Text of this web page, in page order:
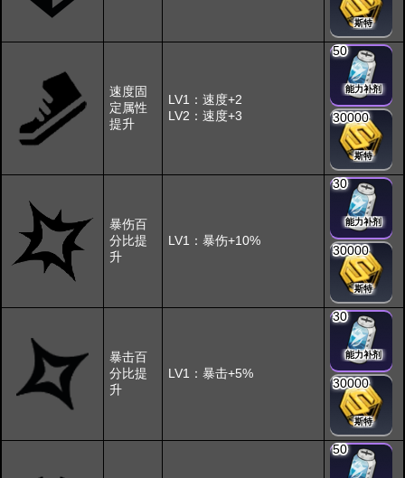
斯特
速度固
定属性
提升
LV1：速度+2
LV2：速度+3
50
能力补剂
30000
斯特
暴伤百
分比提
升
LV1：暴伤+10%
30
能力补剂
30000
斯特
暴击百
分比提
升
LV1：暴击+5%
30
能力补剂
30000
斯特
50